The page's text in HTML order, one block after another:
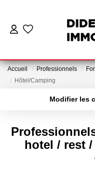
Accueil Professionnels
Hôtel/Camping
Modifier les
Surface min
hotel / rest